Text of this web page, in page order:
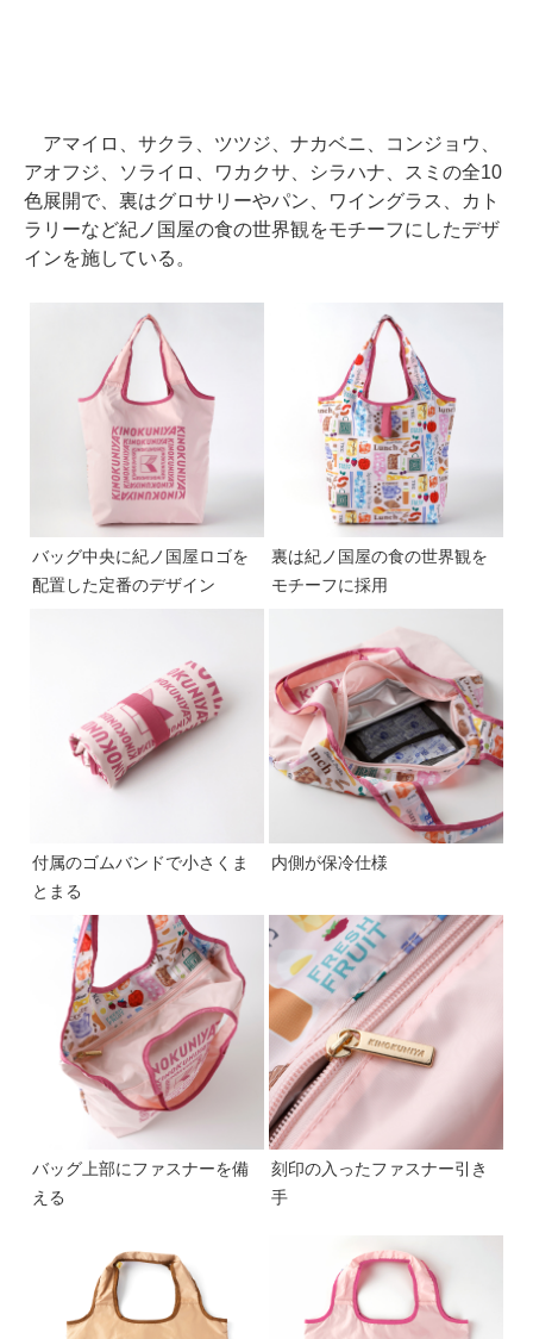
アマイロ、サクラ、ツツジ、ナカベニ、コンジョウ、
アオフジ、ソライロ、ワカクサ、シラハナ、スミの全10
色展開で、裏はグロサリーやパン、ワイングラス、カト
ラリーなど紀ノ国屋の食の世界観をモチーフにしたデザ
インを施している。
バッグ中央に紀ノ国屋ロゴを
配置した定番のデザイン
裏は紀ノ国屋の食の世界観を
モチーフに採用
付属のゴムバンドで小さくま
とまる
内側が保冷仕様
バッグ上部にファスナーを備
える
刻印の入ったファスナー引き
手